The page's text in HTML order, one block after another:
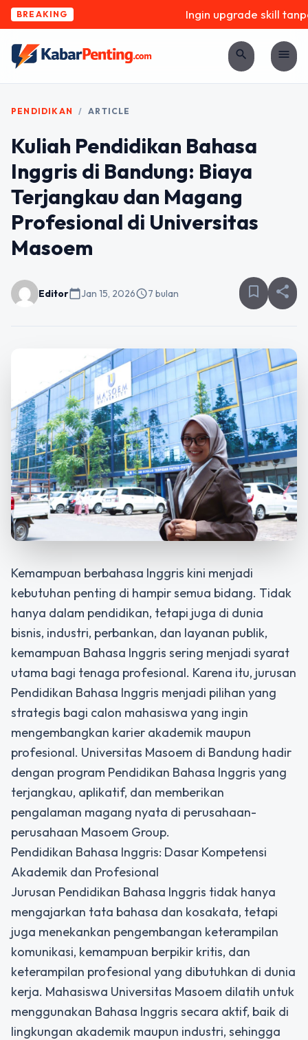
BREAKING Ingin upgrade skill
search menu
PENDIDIKAN / ARTICLE
Kuliah Pendidikan Bahasa
Inggris di Bandung: Biaya
Terjangkau dan Magang
Profesional di Universitas
Masoem
Editorcalendar_todayJan 15, 2026schedule7 bulan bookmark_border share
Kemampuan berbahasa Inggris kini menjadi
kebutuhan penting di hampir semua bidang. Tidak
hanya dalam pendidikan, tetapi juga di dunia
bisnis, industri, perbankan, dan layanan publik,
kemampuan Bahasa Inggris sering menjadi syarat
utama bagi tenaga profesional. Karena itu, jurusan
Pendidikan Bahasa Inggris menjadi pilihan yang
strategis bagi calon mahasiswa yang ingin
mengembangkan karier akademik maupun
profesional. Universitas Masoem di Bandung hadir
dengan program Pendidikan Bahasa Inggris yang
terjangkau, aplikatif, dan memberikan
pengalaman magang nyata di perusahaan-
perusahaan Masoem Group.
Pendidikan Bahasa Inggris: Dasar Kompetensi
Akademik dan Profesional
Jurusan Pendidikan Bahasa Inggris tidak hanya
mengajarkan tata bahasa dan kosakata, tetapi
juga menekankan pengembangan keterampilan
komunikasi, kemampuan berpikir kritis, dan
keterampilan profesional yang dibutuhkan di dunia
kerja. Mahasiswa Universitas Masoem dilatih untuk
menggunakan Bahasa Inggris secara aktif, baik di
lingkungan akademik maupun industri, sehingga